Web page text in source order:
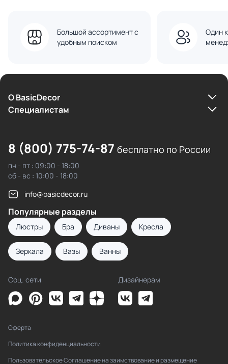
Большой ассортимент с
удобным поиском
Один
О BasicDecor
Cпециалистам
8 (800) 775-74-87 бесплатно по России
пн - пт : 09:00 - 18:00
сб - вс : 10:00 - 18:00
info@basicdecor.ru
Популярные разделы
Люстры Бра Диваны Кресла
Зеркала Вазы Ванны
Соц. сети Дизайнерам
Оферта
Политика конфиденциальности
Пользовательское Соглашение на заимствование и размещение